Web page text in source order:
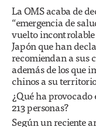
La OMS acaba de
“emergencia de
vuelto incontrolable
Japón que han
recomiendan a sus
además de los que
chinos a su
¿Qué ha
213 personas?
Según un reciente